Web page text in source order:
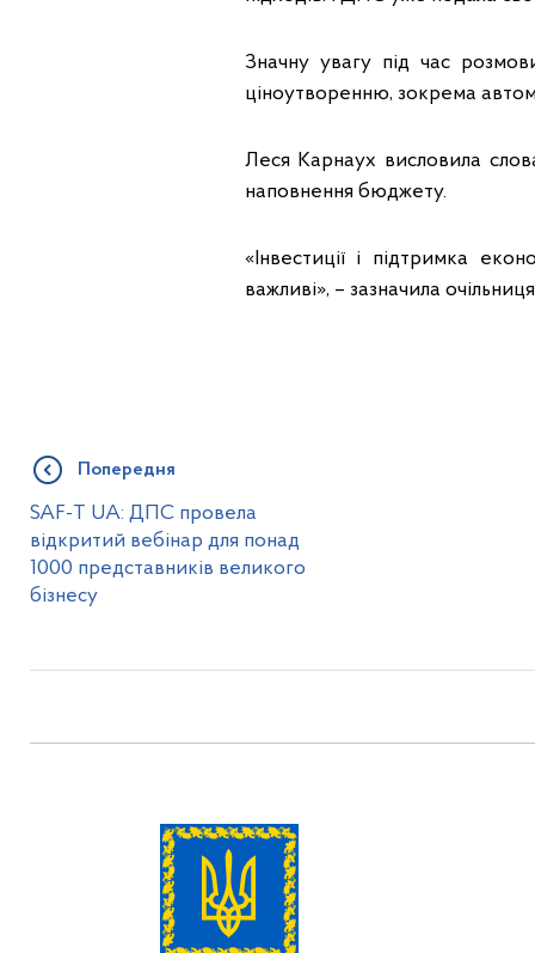
Значну увагу під час
ціноутворенню, зокрема
Леся Карнаух висловила
наповнення бюджету.
«Інвестиції і підтримка
важливі», – зазначила
Попередня
SAF-T UA: ДПС провела
відкритий вебінар для понад
1000 представників великого
бізнесу